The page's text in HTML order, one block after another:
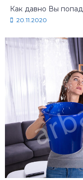
Как давно Вы
20.11.2020